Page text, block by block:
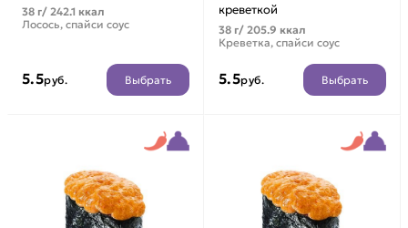
38 г/ 242.1 ккал
Лосось, спайси соус
5.5руб. Выбрать
креветкой
38 г/ 205.9 ккал
Креветка, спайси соус
5.5руб. Выбрать